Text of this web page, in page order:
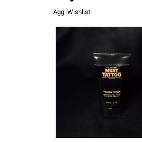
Agg. Wishlist